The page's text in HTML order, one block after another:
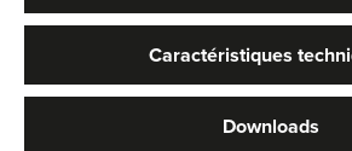
Caractéristiques
Downloads